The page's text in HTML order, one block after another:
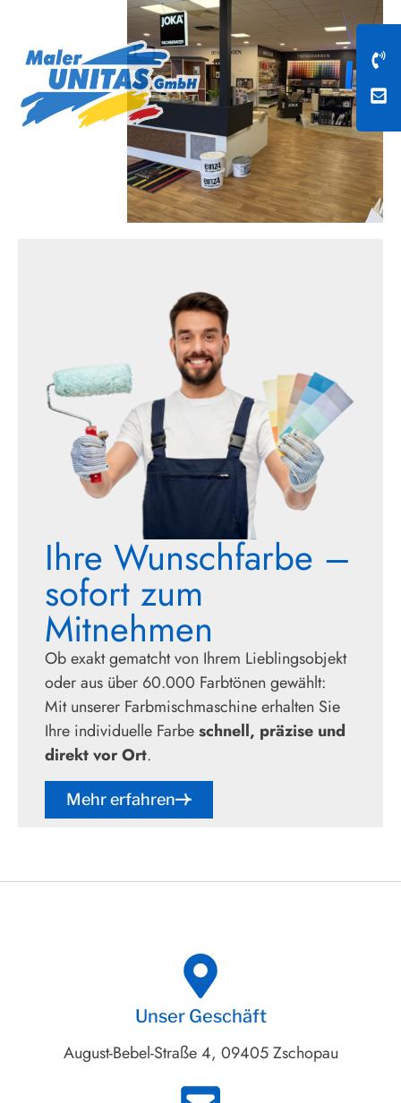
Ihre Wunschfarbe –
sofort zum
Mitnehmen
Ob exakt gematcht von Ihrem Lieblingsobjekt
oder aus über 60.000 Farbtönen gewählt:
Mit unserer Farbmischmaschine erhalten Sie
Ihre individuelle Farbeschnell, präzise und
direkt vor Ort.
Mehr erfahren
Unser Geschäft
August-Bebel-Straße 4, 09405 Zschopau